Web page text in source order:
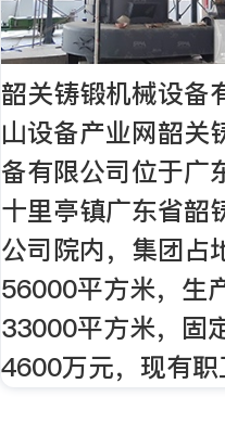
韶关铸锻机械设备
山设备产业网韶关
备有限公司位于广
十里亭镇广东省韶
公司院内，集团占
56000平方米，生
33000平方米，固
4600万元，现有职